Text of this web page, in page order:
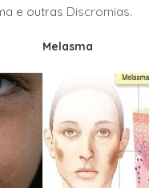
e outras Discromias.
Melasma